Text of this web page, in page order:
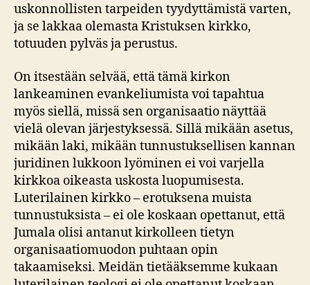
uskonnollisten tarpeiden tyydyttämistä varten,
ja se lakkaa olemasta Kristuksen kirkko,
totuuden pylväs ja perustus.
On itsestään selvää, että tämä kirkon
lankeaminen evankeliumista voi tapahtua
myös siellä, missä sen organisaatio näyttää
vielä olevan järjestyksessä. Sillä mikään asetus,
mikään laki, mikään tunnustuksellisen kannan
juridinen lukkoon lyöminen ei voi varjella
kirkkoa oikeasta uskosta luopumisesta.
Luterilainen kirkko – erotuksena muista
tunnustuksista – ei ole koskaan opettanut, että
Jumala olisi antanut kirkolleen tietyn
organisaatiomuodon puhtaan opin
takaamiseksi. Meidän tietääksemme kukaan